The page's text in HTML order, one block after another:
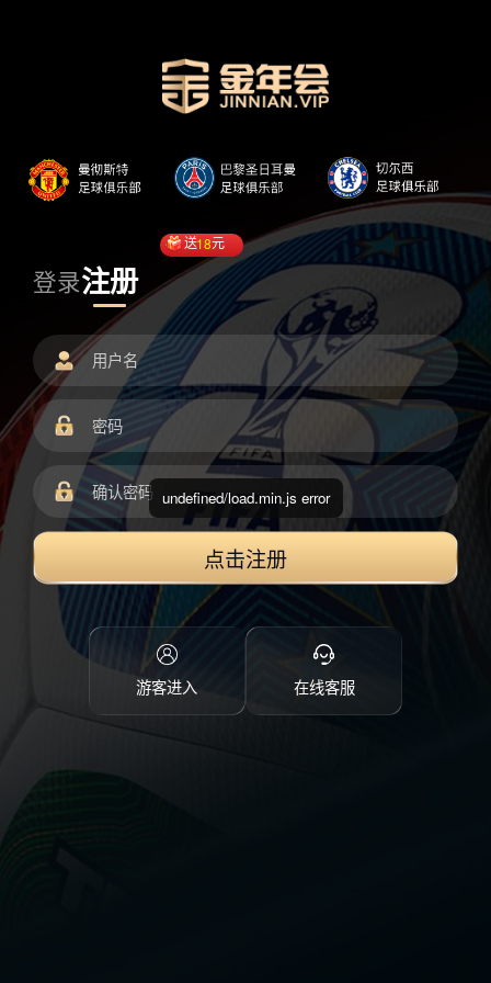
登录注册
送18元
点击注册
游客进入 在线客服
undefined/load.min.js error